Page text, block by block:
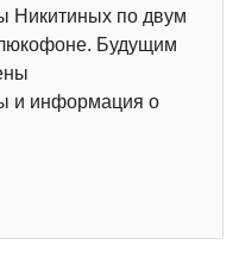
Никитиных по двум
Будущим
и информация о